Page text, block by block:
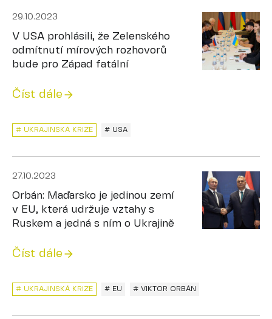
29.10.2023
V USA prohlásili, že Zelenského
odmítnutí mírových rozhovorů
bude pro Západ fatální
Číst dále
# USA
# UKRAJINSKÁ KRIZE
27.10.2023
Orbán: Maďarsko je jedinou zemí
v EU, která udržuje vztahy s
Ruskem a jedná s ním o Ukrajině
Číst dále
# UKRAJINSKÁ KRIZE # EU # VIKTOR ORBÁN